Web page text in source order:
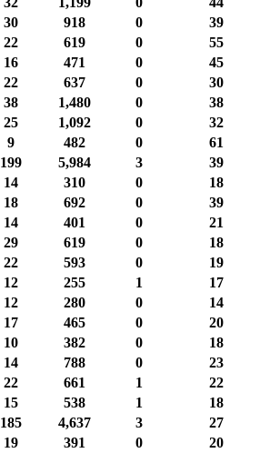
30 918 0
39
22 619 0
55
16 471 0
45
22 637 0
30
38 1,480 0
38
25 1,092 0
32
9 482 0
61
199 5,984 3
39
14 310 0
18
18 692 0
39
14 401 0
21
29 619 0
18
22 593 0
19
12 255 1
17
12 280 0
14
17 465 0
20
10 382 0
18
14 788 0
23
22 661 1
22
15 538 1
18
185 4,637 3
27
19 391 0
20